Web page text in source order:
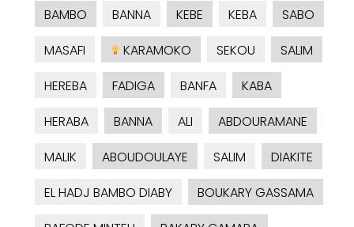
BAMBO
BANNA KEBE KEBA
SABO
MASAFI
KARAMOKO SEKOU
SALIM
HEREBA
FADIGA BANFA
KABA
HERABA
BANNA ALI
ABDOURAMANE
MALIK
ABOUDOULAYE SALIM
DIAKITE
EL HADJ BAMBO DIABY
BOUKARY GASSAMA